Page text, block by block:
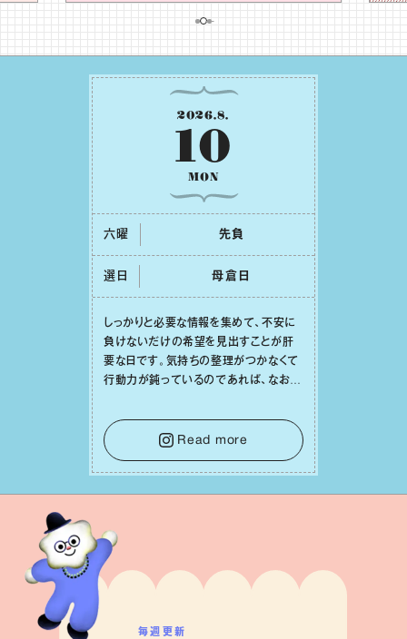
2026.8.
10
MON
六曜 先負
選日 ⺟倉⽇
しっかりと必要な情報を集めて、不安に
負けないだけの希望を⾒出すことが肝
要な⽇です。気持ちの整理がつかなくて
⾏動⼒が鈍っているのであれば、なおさ
を踏み出すのに役⽴つはず。また、広い
意味での「癒し」や「治療」が必要な⽇で
もあり、特に⼈間関係の改善は課題の⼀
つです。
Read more
毎週更新